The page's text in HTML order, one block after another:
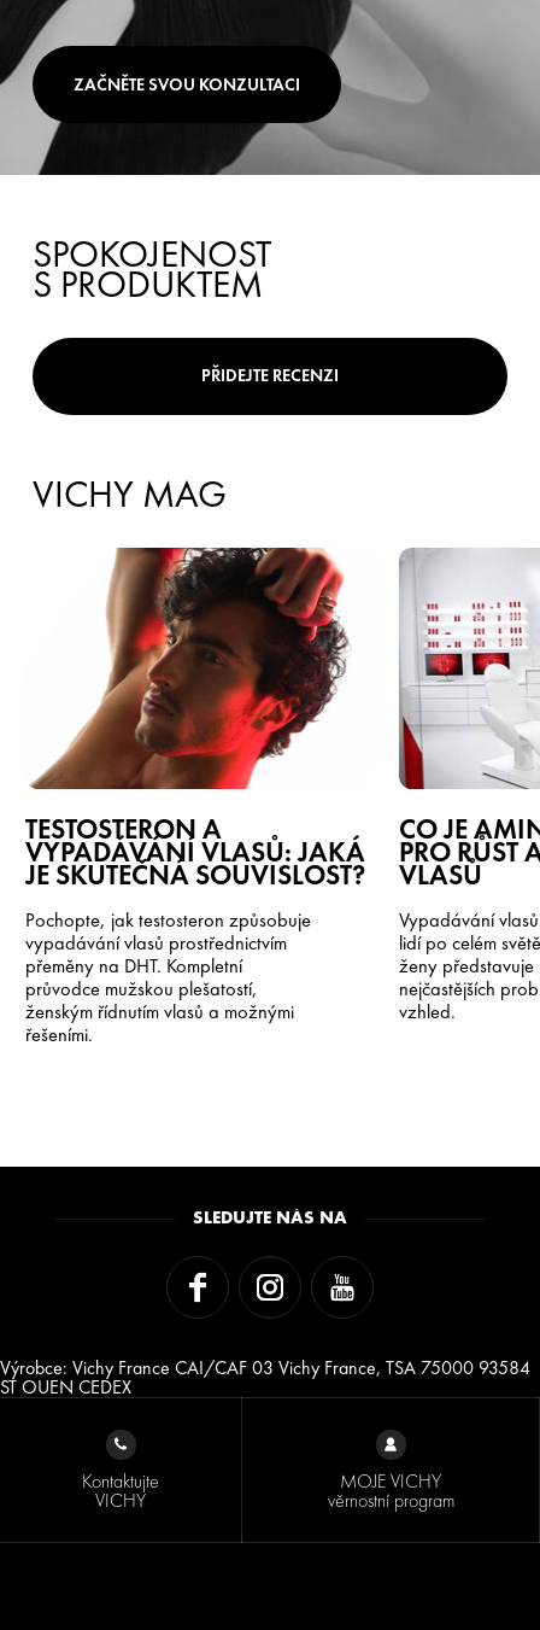
ZAČNĚTE SVOU KONZULTACI
SPOKOJENOST
S PRODUKTEM
PŘIDEJTE RECENZI
VICHY MAG
TESTOSTERON A
VYPADÁVÁNÍ VLASŮ: JAKÁ
JE SKUTEČNÁ SOUVISLOST?
Pochopte, jak testosteron způsobuje
vypadávání vlasů prostřednictvím
přeměny na DHT. Kompletní
průvodce mužskou plešatostí,
ženským řídnutím vlasů a možnými
řešeními.
CO JE
PRO RŮST
VLASŮ
Vypadávání
lidí po celém
ženy představuje
nejčastějších
vzhled.
SLEDUJTE NÁS NA
Výrobce: Vichy France CAI/CAF 03 Vichy France, TSA 75000 93584
ST OUEN CEDEX
Kontaktujte
VICHY
MOJE VICHY
věrnostní program